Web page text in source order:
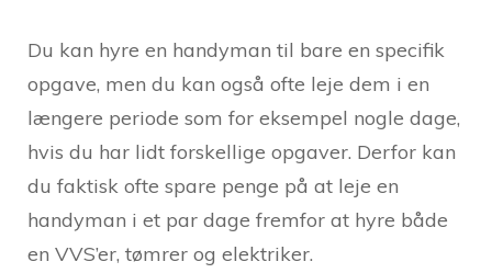
Du kan hyre en handyman til bare en specifik
opgave, men du kan også ofte leje dem i en
længere periode som for eksempel nogle dage,
hvis du har lidt forskellige opgaver. Derfor kan
du faktisk ofte spare penge på at leje en
handyman i et par dage fremfor at hyre både
en VVS’er, tømrer og elektriker.